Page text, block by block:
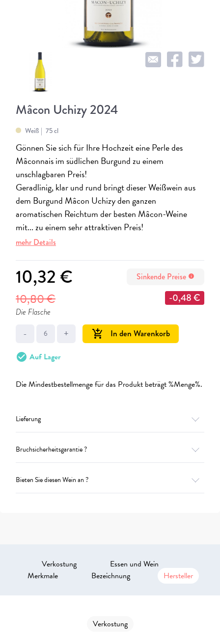
Mâcon Uchizy 2024
Weiß 75 cl
Gönnen Sie sich für Ihre Hochzeit eine Perle des
Mâconnais im südlichen Burgund zu einem
unschlagbaren Preis!
Geradlinig, klar und rund bringt dieser Weißwein aus
dem Burgund Mâcon Uchizy den ganzen
aromatischen Reichtum der besten Mâcon-Weine
mit... zu einem sehr attraktiven Preis!
mehr Details
10,32 €
10,80 € -0,48 €
Sinkende Preise info
Die Flasche
- + add_shopping_cart In den Warenkorb
check_circle Auf Lager
Die Mindestbestellmenge für das Produkt beträgt %Menge%.
Lieferung
Bruchsicherheitsgarantie ?
Bieten Sie diesen Wein an ?
Verkostung
Essen und Wein
Merkmale
Bezeichnung Hersteller
Verkostung